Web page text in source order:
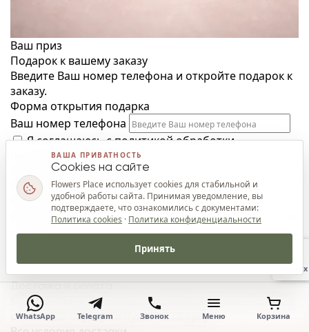
Ваш приз
Подарок к вашему заказу
Введите Ваш номер телефона и откройте подарок к
заказу.
Форма открытия подарка
Ваш номер телефона
Я соглашаюсь сполитикой обработки
персональных данных
Приз закрепится за Вашим номером телефона и
будет доступен к заказу.
Открыть подарок
Введите корректный номер телефона и подтвердите
согласие.
Мы подтверждаем район, временное окно и способ
оплаты до передачи букета в сборку.
WhatsApp Telegram Звонок Меню Корзина
Наверх
ВАША ПРИВАТНОСТЬ
Cookies на сайте
Flowers Place использует cookies для стабильной и
удобной работы сайта. Принимая уведомление, вы
подтверждаете, что ознакомились с документами:
Политика cookies · Политика конфиденциальности
Принять